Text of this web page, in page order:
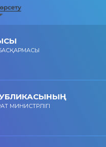
БАСҚАРМАСЫ
МИНИСТРЛІГІ